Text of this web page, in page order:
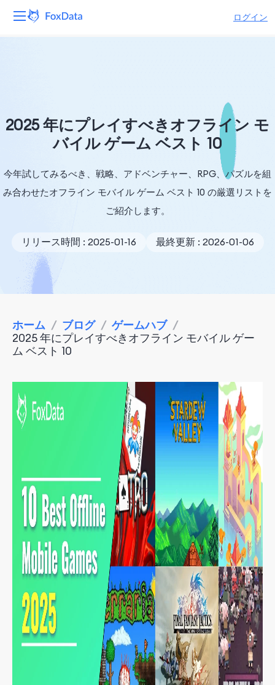
ログイン
ソリューション
価格
2025 年にプレイすべきオフライン モ
バイル ゲーム ベスト 10
今年試してみるべき、戦略、アドベンチャー、RPG、パズルを組
み合わせたオフライン モバイル ゲーム ベスト 10 の厳選リストを
ご紹介します。
リリース時間 : 2025-01-16 最終更新 : 2026-01-06
ホーム / ブログ / ゲームハブ /
2025 年にプレイすべきオフライン モバイル ゲー
ム ベスト 10